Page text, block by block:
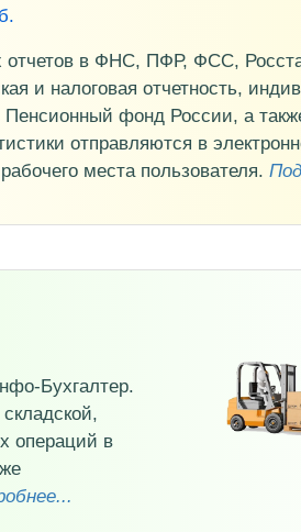
отчетов в ФНС, ПФР, ФСС,
и налоговая отчетность,
Пенсионный фонд России, а
отправляются в
места пользователя.
Бухгалтер.
операций в